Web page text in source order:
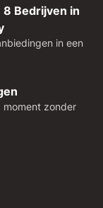
Bedrijven in
in een
moment zonder